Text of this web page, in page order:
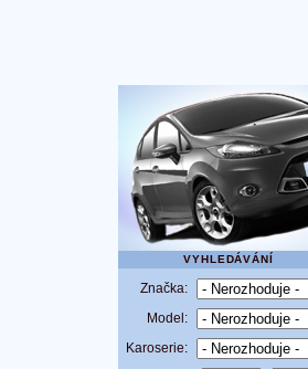
VYHLEDÁVÁNÍ
Značka:
Model:
Karoserie: